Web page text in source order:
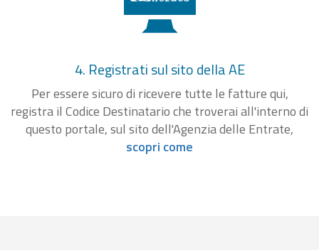
4. Registrati sul sito della AE
Per essere sicuro di ricevere tutte le fatture qui,
registra il Codice Destinatario che troverai all'interno di
questo portale, sul sito dell'Agenzia delle Entrate,
scopri come